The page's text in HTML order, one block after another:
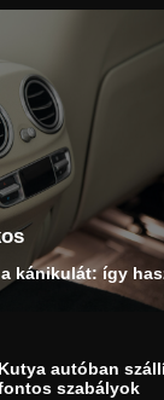
kánikulát: így
Kutya autóban
szabályok